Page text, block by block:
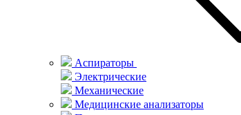
Аспираторы
Электрические
Механические
Медицинские анализаторы